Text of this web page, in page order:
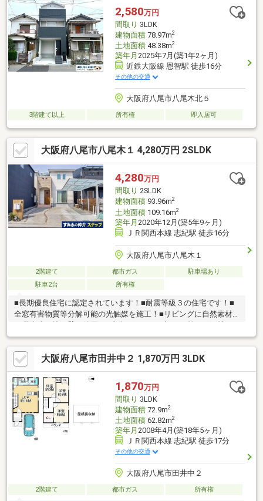
アリオ南東側フコク生命ビルの１階です。お電話、メール、ご来
店随時受付中です。まずはご希望条件をお聞かせください。ご来
店お待ちしております。
2,580万円
間取り 3LDK
建物面積78.97m2
土地面積48.38m2
築年月 2025年7月(築1年2ヶ月)
近鉄大阪線 恩智駅 徒歩16分
その他の交通
大阪府八尾市八尾木北５
3階建て以上 所有権 即入居可
大阪府八尾市八尾木１ 4,280万円 2SLDK
4,280万円
間取り 2SLDK
建物面積93.96m2
土地面積109.16m2
築年月 2020年12月(築5年9ヶ月)
ＪＲ関西本線 志紀駅 徒歩16分
大阪府八尾市八尾木１
2階建て 都市ガス
駐車場あり
駐車2台
所有権
■長期優良住宅に認定されています！■耐震等級３の住宅です！■
全窓有害物質等分解可能の光触媒を施工！■リビングに自然素材
が良いです。■カースペースで自宅用プール等も可能です。■バル
コニーは南からの日差しもしっかり入って洗濯物をカラッと干せ
ます。■ダイレックス八尾高美店 徒歩6分！(約460m)■令和２年
１２月建築！！■土地面積 ３３．０２坪！■建物面積 ２８．４
２坪！■ＬＤＫ 約１５．６帖！■室内大変丁寧にお使いです！
■カースペース駐車２台可（車種による）■前面道路幅員：約５．
０ｍ
大阪府八尾市田井中２ 1,870万円 3LDK
1,870万円
間取り 3LDK
建物面積72.9m2
土地面積62.82m2
築年月 2008年4月(築18年5ヶ月)
ＪＲ関西本線 志紀駅 徒歩17分
その他の交通
大阪府八尾市田井中２
2階建て 都市ガス 所有権